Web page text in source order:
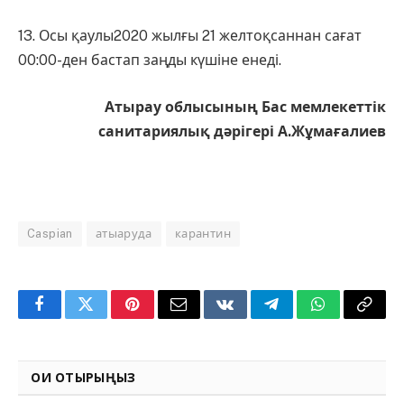
13. Осы қаулы2020 жылғы 21 желтоқсаннан сағат
00:00-ден бастап заңды күшіне енеді.
Атырау облысының Бас мемлекеттік
санитариялық дәрігері А.Жұмағалиев
Caspian атыаруда карантин
FacebookTwitterPinterestEmail VKontakteTelegramWhatsApp
Copy
ОҚИ ОТЫРЫҢЫЗ